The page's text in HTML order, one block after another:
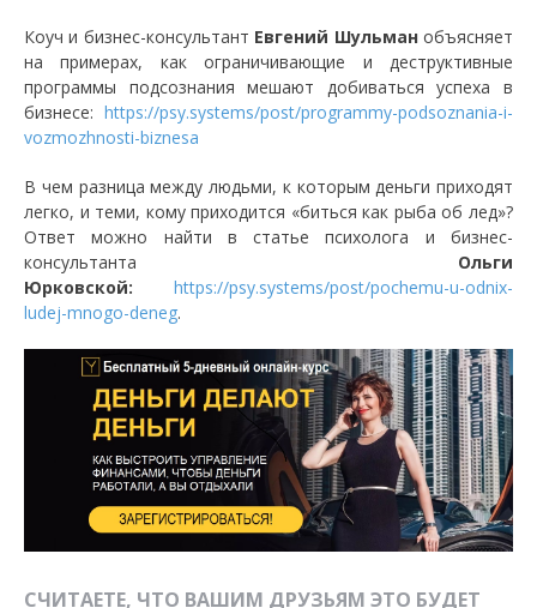
Коуч и бизнес-консультант Евгений Шульманобъясняет
на примерах, как ограничивающие и деструктивные
программы подсознания мешают добиваться успеха в
бизнесе: https://psy.systems/post/programmy-podsoznania-i-
vozmozhnosti-biznesa
В чем разница между людьми, к которым деньги приходят
легко, и теми, кому приходится «биться как рыба об лед»?
Ответ можно найти в статье психолога и бизнес-
консультанта Ольги
Юрковской:
https://psy.systems/post/pochemu-u-odnix-
ludej-mnogo-deneg.
СЧИТАЕТЕ, ЧТО ВАШИМ ДРУЗЬЯМ ЭТО БУДЕТ